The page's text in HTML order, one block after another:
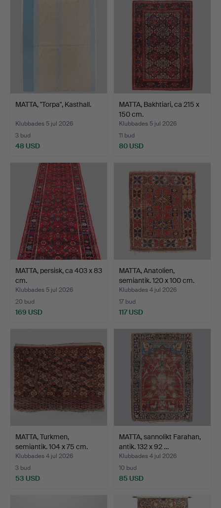
MATTA, "Torpa", Kasthall.
Klubbades 5 jul 2026
3 bud
48 USD
MATTA, Bakhtiari, ca 215 x
150 cm.
Klubbades 5 jul 2026
11 bud
80 USD
MATTA, persisk, ca 403 x 83
cm.
Klubbades 5 jul 2026
20 bud
169 USD
MATTA, Anatolien,
semiantik. 120 x 100 cm.
Klubbades 4 jul 2026
17 bud
117 USD
MATTA, Turkmen,
semiantik. 104 x 75 cm.
Klubbades 4 jul 2026
3 bud
53 USD
MATTA, sannolikt Farahan,
antik. 132 x 92 …
Klubbades 4 jul 2026
10 bud
85 USD